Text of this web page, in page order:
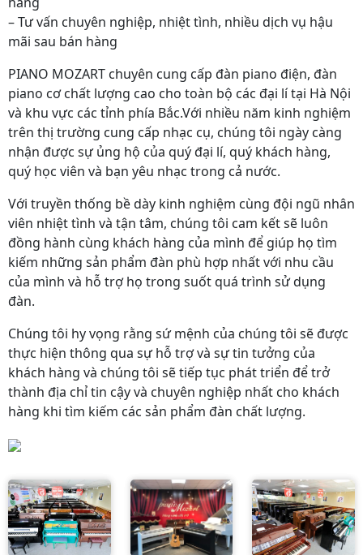
– Tư vấn chuyên nghiệp, nhiệt tình, nhiều dịch vụ hậu
mãi sau bán hàng
PIANO MOZART chuyên cung cấp đàn piano điện, đàn
piano cơ chất lượng cao cho toàn bộ các đại lí tại Hà Nội
và khu vực các tỉnh phía Bắc.Với nhiều năm kinh nghiệm
trên thị trường cung cấp nhạc cụ, chúng tôi ngày càng
nhận được sự ủng hộ của quý đại lí, quý khách hàng,
quý học viên và bạn yêu nhạc trong cả nước.
Với truyền thống bề dày kinh nghiệm cùng đội ngũ nhân
viên nhiệt tình và tận tâm, chúng tôi cam kết sẽ luôn
đồng hành cùng khách hàng của mình để giúp họ tìm
kiếm những sản phẩm đàn phù hợp nhất với nhu cầu
của mình và hỗ trợ họ trong suốt quá trình sử dụng
đàn.
Chúng tôi hy vọng rằng sứ mệnh của chúng tôi sẽ được
thực hiện thông qua sự hỗ trợ và sự tin tưởng của
khách hàng và chúng tôi sẽ tiếp tục phát triển để trở
thành địa chỉ tin cậy và chuyên nghiệp nhất cho khách
hàng khi tìm kiếm các sản phẩm đàn chất lượng.